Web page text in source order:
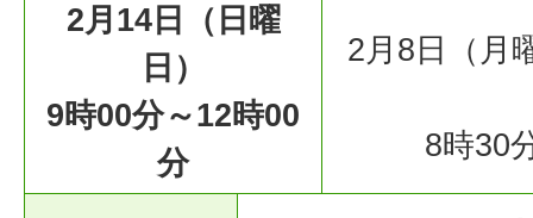
2月14日（日曜
日）
9時00分～12時00
分
2月8日（月
8時30